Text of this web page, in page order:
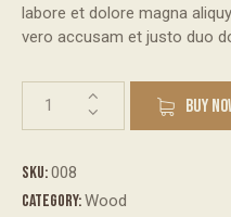
labore et dolore magna
vero accusam et justo duo
BUY
SKU:008
Category:Wood